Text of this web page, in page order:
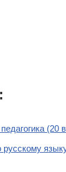
(20
русскому